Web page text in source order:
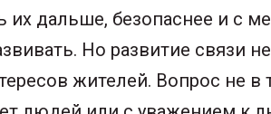
их дальше, безопаснее и с
Но развитие связи
жителей. Вопрос не